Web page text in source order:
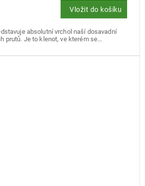
Vložit do košíku
absolutní vrchol naší dosavadní
prutů. Je to klenot, ve kterém se...